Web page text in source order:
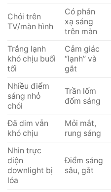
Chói trên
TV/màn hình
Có phản
xạ sáng
trên màn
Trắng lạnh
khó chịu buổi
tối
Cảm giác
“lạnh” và
gắt
Nhiều điểm
sáng nhỏ
chói
Trần lốm
đốm sáng
Đã dim vẫn
khó chịu
Mỏi mắt,
rung sáng
Nhìn trực
diện
downlight bị
lóa
Điểm sáng
sâu, gắt